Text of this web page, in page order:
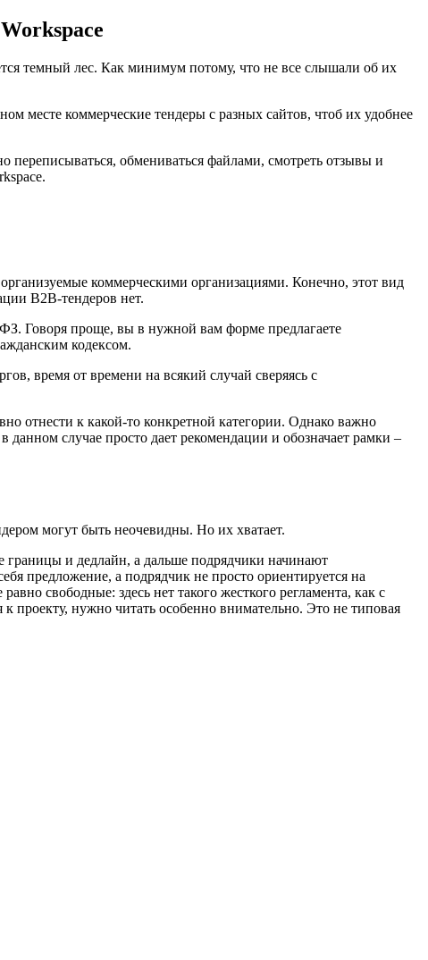
темный лес. Как минимум потому, что не все слышали об их
месте коммерческие тендеры с разных сайтов, чтоб их удобнее
переписываться, обмениваться файлами, смотреть отзывы и
коммерческими организациями. Конечно, этот вид
B2B-тендеров нет.
Говоря проще, вы в нужной вам форме предлагаете
кодексом.
время от времени на всякий случай сверяясь с
отнести к какой-то конкретной категории. Однако важно
данном случае просто дает рекомендации и обозначает рамки –
могут быть неочевидны. Но их хватает.
границы и дедлайн, а дальше подрядчики начинают
предложение, а подрядчик не просто ориентируется на
свободные: здесь нет такого жесткого регламента, как с
нужно читать особенно внимательно. Это не типовая